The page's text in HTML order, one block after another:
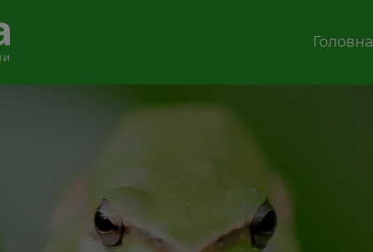
Головна